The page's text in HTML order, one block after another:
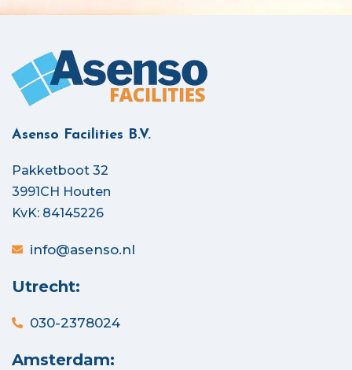
Asenso Facilities B.V.
Pakketboot 32
3991CH Houten
KvK: 84145226
info@asenso.nl
Utrecht:
030-2378024
Amsterdam: